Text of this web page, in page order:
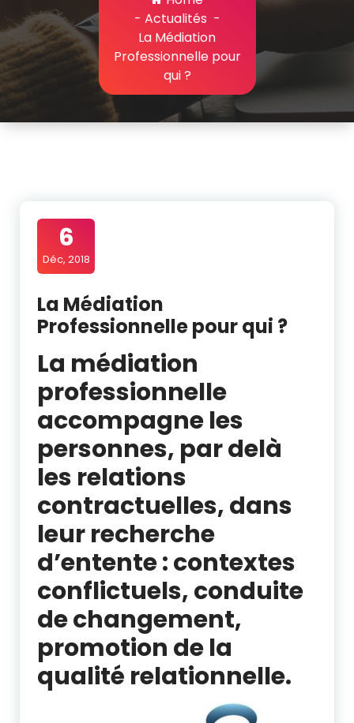
- Actualités-
La Médiation
Professionnelle pour
qui ?
6
Déc, 2018
La Médiation
Professionnelle pour qui ?
La médiation
professionnelle
accompagne les
personnes, par delà
les relations
contractuelles, dans
leur recherche
d’entente : contextes
conflictuels, conduite
de changement,
promotion de la
qualité relationnelle.